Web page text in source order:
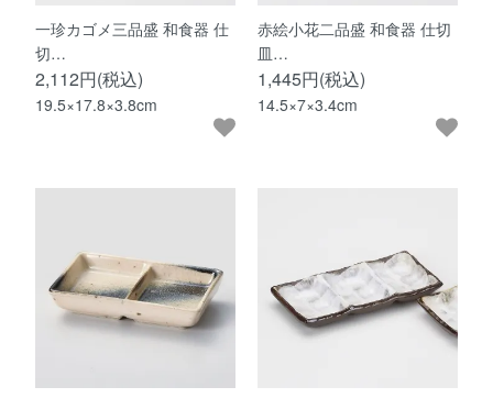
一珍カゴメ三品盛 和食器 仕
切…
2,112円(税込)
19.5×17.8×3.8cm
赤絵小花二品盛 和食器 仕切
皿…
1,445円(税込)
14.5×7×3.4cm